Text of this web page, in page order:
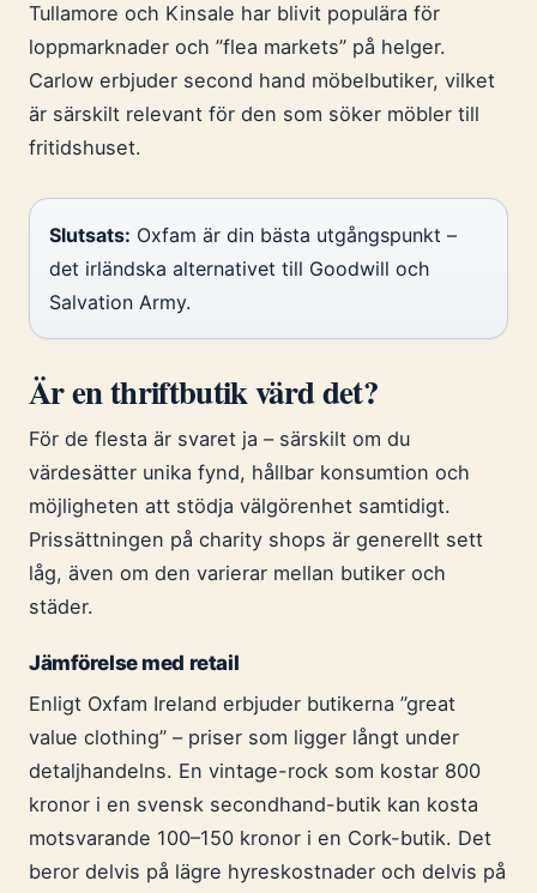
Tullamore och Kinsale har blivit populära för
loppmarknader och ”flea markets” på helger.
Carlow erbjuder second hand möbelbutiker, vilket
är särskilt relevant för den som söker möbler till
fritidshuset.
Slutsats: Oxfam är din bästa utgångspunkt –
det irländska alternativet till Goodwill och
Salvation Army.
Är en thriftbutik värd det?
För de flesta är svaret ja – särskilt om du
värdesätter unika fynd, hållbar konsumtion och
möjligheten att stödja välgörenhet samtidigt.
Prissättningen på charity shops är generellt sett
låg, även om den varierar mellan butiker och
städer.
Jämförelse med retail
Enligt Oxfam Ireland erbjuder butikerna ”great
value clothing” – priser som ligger långt under
detaljhandelns. En vintage-rock som kostar 800
kronor i en svensk secondhand-butik kan kosta
motsvarande 100–150 kronor i en Cork-butik. Det
beror delvis på lägre hyreskostnader och delvis på